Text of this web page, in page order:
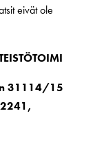
eivät ole
31114/15